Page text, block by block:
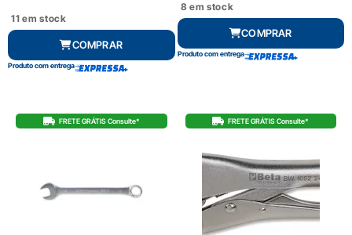
11 em stock
COMPRAR
Produto com entrega
8 em stock
COMPRAR
Produto com entrega
FRETE GRÁTIS Consulte* FRETE GRÁTIS Consulte*